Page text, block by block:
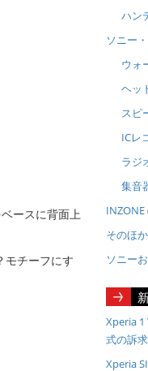
ースに背面上
モチーフにす
ハン
ソニー
ウォ
ヘッ
スピ
ICレ
ラジ
集音
INZONE
そのほ
ソニー
Xperia 1
式の訴
Xperia